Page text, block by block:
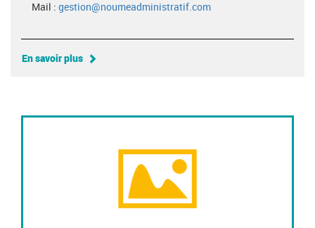
Mail : gestion@noumeadministratif.com
En savoir plus